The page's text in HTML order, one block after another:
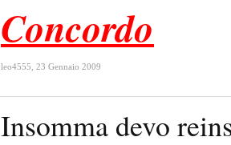
Concordo
leo4555 23 Gennaio 2009
Insomma devo